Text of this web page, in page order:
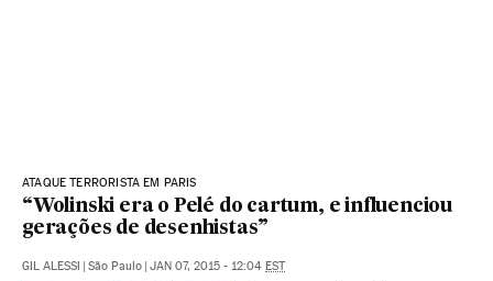
ATAQUE TERRORISTA EM PARIS
“Wolinski era o Pelé do cartum, e influenciou
gerações de desenhistas”
GIL ALESSI | São Paulo | JAN 07, 2015 - 12:04 EST